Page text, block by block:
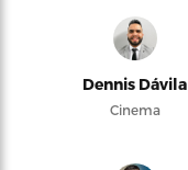
Dennis Dávila
Cinema